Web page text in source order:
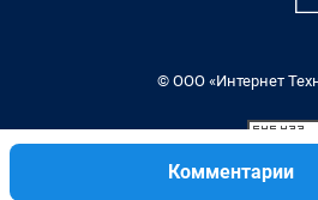
Комментарии
© ООО «Интернет